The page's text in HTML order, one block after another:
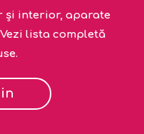
și interior, aparate
lista completă